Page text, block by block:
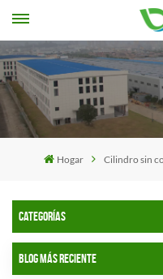
Hogar Cilindro sin
CATEGORÍAS
BLOG MÁS RECIENTE